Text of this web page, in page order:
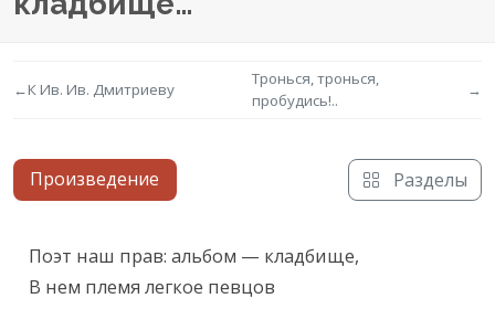
←К Ив. Ив. Дмитриеву
Тронься, тронься,
пробудись!..
→
Произведение Разделы
Текст произведения
Поэт наш прав: альбом — кладбище,
В нем племя легкое певцов